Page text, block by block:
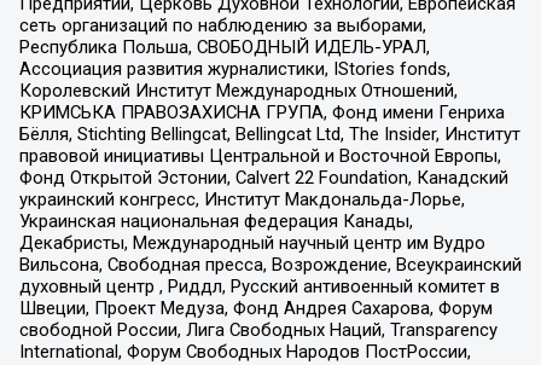
сеть организаций по наблюдению за выборами,
Республика Польша, СВОБОДНЫЙ ИДЕЛЬ-УРАЛ,
Ассоциация развития журналистики, IStories fonds,
Королевский Институт Международных Отношений,
КРИМСЬКА ПРАВОЗАХИСНА ГРУПА, Фонд имени Генриха
Бёлля, Stichting Bellingcat, Bellingcat Ltd, The Insider, Институт
правовой инициативы Центральной и Восточной Европы,
Фонд Открытой Эстонии, Calvert 22 Foundation, Канадский
украинский конгресс, Институт Макдональда-Лорье,
Украинская национальная федерация Канады,
Декабристы, Международный научный центр им Вудро
Вильсона, Свободная пресса, Возрождение, Всеукраинский
духовный центр , Риддл, Русский антивоенный комитет в
Швеции, Проект Медуза, Фонд Андрея Сахарова, Форум
свободной России, Лига Свободных Наций, Transparеncy
International, Форум Свободных Народов ПостРоссии,